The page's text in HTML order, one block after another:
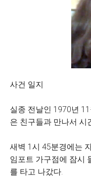
사건 일지
실종 전날인 1970년
은 친구들과 만나서 시
새벽 1시 45분경에는
임포트 가구점에 잠시
를 타고 나갔다.